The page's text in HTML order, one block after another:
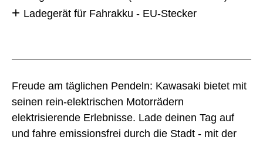
Freude am täglichen Pendeln: Kawasaki bietet mit
seinen rein-elektrischen Motorrädern
elektrisierende Erlebnisse. Lade deinen Tag auf
und fahre emissionsfrei durch die Stadt - mit der
Ladegerät für Fahrakku - EU-Stecker